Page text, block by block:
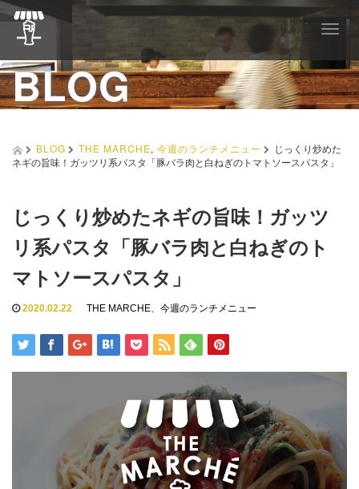
T
g
g
l
e
a
BLOG
BLOG THE MARCHE, 今週のランチメニュー
じっくり炒めた
ネギの旨味！ガッツリ系パスタ「豚バラ肉と白ねぎのトマトソースパスタ」
じっくり炒めたネギの旨味！ガッツ
リ系パスタ「豚バラ肉と白ねぎのト
マトソースパスタ」
2020.02.22 THE MARCHE、 今週のランチメニュー